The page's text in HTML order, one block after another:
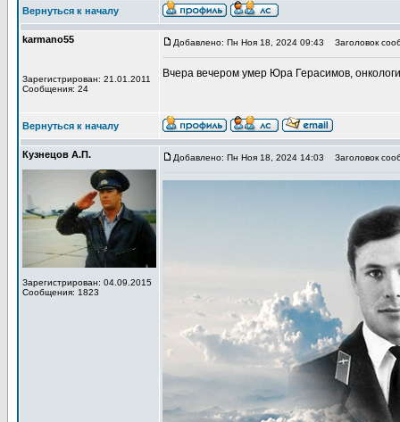
Вернуться к началу
karmano55
Зарегистрирован: 21.01.2011
Сообщения: 24
Добавлено: Пн Ноя 18, 2024 09:43 Заголовок
Вчера вечером умер Юра Герасимов,
Вернуться к началу
Кузнецов А.П.
Зарегистрирован: 04.09.2015
Сообщения: 1823
Добавлено: Пн Ноя 18, 2024 14:03 Заголовок